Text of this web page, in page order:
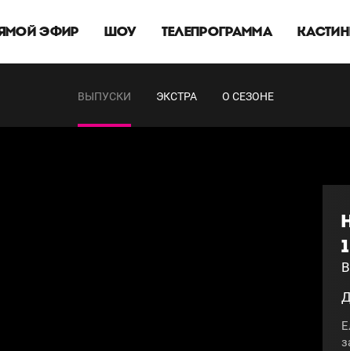
ЭФИР ШОУ ТЕЛЕПРОГРАММА
ВЫПУСКИ ЭКСТРА О СЕЗОНЕ
1